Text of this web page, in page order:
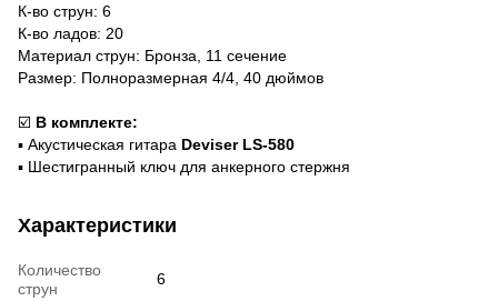
К-во струн: 6
К-во ладов: 20
Материал струн: Бронза, 11 сечение
Размер: Полноразмерная 4/4, 40 дюймов
☑️ В комплекте:
▪️ Акустическая гитара Deviser LS-580
▪️ Шестигранный ключ для анкерного стержня
Характеристики
Количество
струн
6